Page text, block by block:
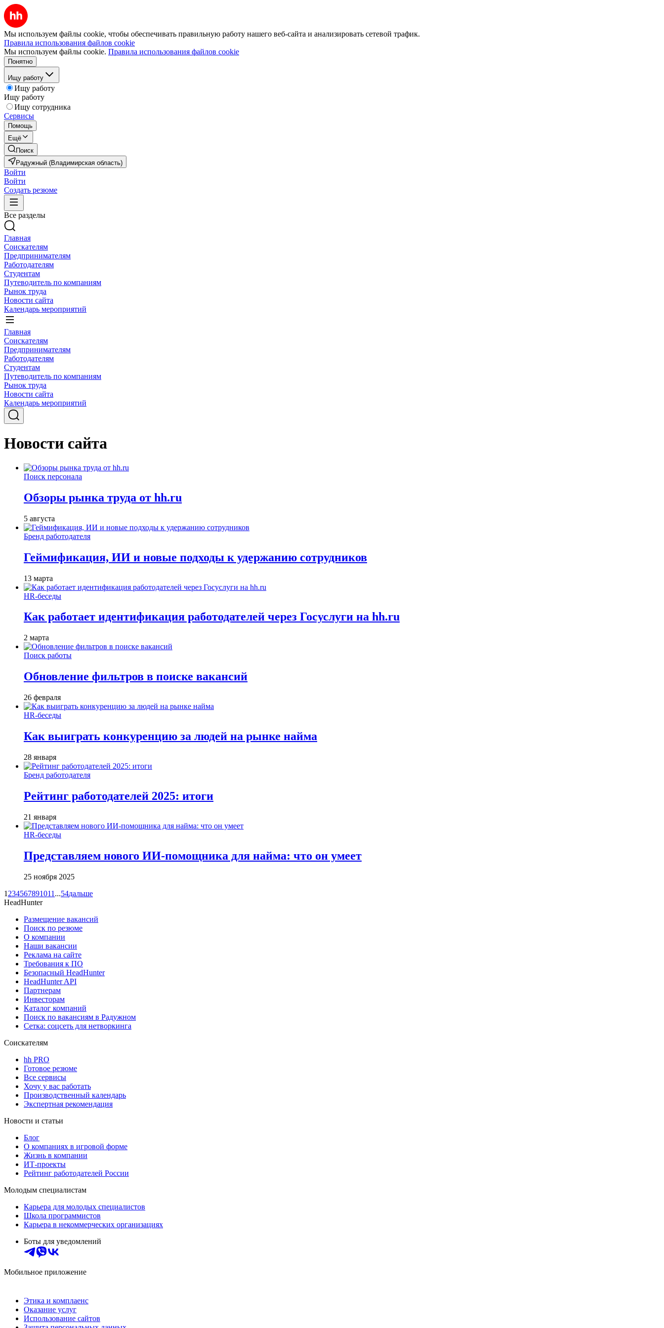
Мы используем файлы cookie, чтобы обеспечивать правильную работу нашего веб-сайта и анализировать сетевой трафик.
Правила использования файлов cookie
Мы используем файлы cookie. Правила использования файлов cookie
Понятно
Ищу работу
Ищу работу
Ищу работу
Ищу сотрудника
Сервисы
Помощь
Ещё
Поиск
Радужный (Владимирская область)
Войти
Войти
Создать резюме
Все разделы
Главная
Соискателям
Предпринимателям
Работодателям
Студентам
Путеводитель по компаниям
Рынок труда
Новости сайта
Календарь мероприятий
Главная
Соискателям
Предпринимателям
Работодателям
Студентам
Путеводитель по компаниям
Рынок труда
Новости сайта
Календарь мероприятий
Новости сайта
Поиск персонала
Обзоры рынка труда от hh.ru
5 августа
Бренд работодателя
Геймификация, ИИ и новые подходы к удержанию сотрудников
13 марта
HR-беседы
Как работает идентификация работодателей через Госуслуги на hh.ru
2 марта
Поиск работы
Обновление фильтров в поиске вакансий
26 февраля
HR-беседы
Как выиграть конкуренцию за людей на рынке найма
28 января
Бренд работодателя
Рейтинг работодателей 2025: итоги
21 января
HR-беседы
Представляем нового ИИ-помощника для найма: что он умеет
25 ноября 2025
1 234567891011 ...54дальше
HeadHunter
Размещение вакансий
Поиск по резюме
О компании
Наши вакансии
Реклама на сайте
Требования к ПО
Безопасный HeadHunter
HeadHunter API
Партнерам
Инвесторам
Каталог компаний
Поиск по вакансиям в Радужном
Сетка: соцсеть для нетворкинга
Соискателям
hh PRO
Готовое резюме
Все сервисы
Хочу у вас работать
Производственный календарь
Экспертная рекомендация
Новости и статьи
Блог
О компаниях в игровой форме
Жизнь в компании
ИТ-проекты
Рейтинг работодателей России
Молодым специалистам
Карьера для молодых специалистов
Школа программистов
Карьера в некоммерческих организациях
Боты для уведомлений
Мобильное приложение
Этика и комплаенс
Оказание услуг
Использование сайтов